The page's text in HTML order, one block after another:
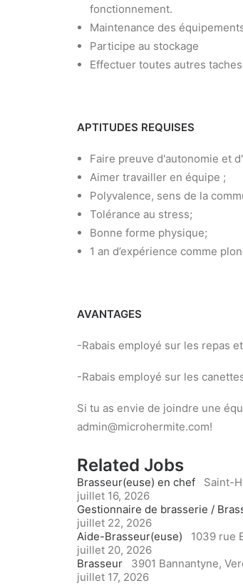
fonctionnement.
Maintenance des
Participe au stockage
Effectuer toutes autres
APTITUDES REQUISES
Faire preuve d'autonomie et
Aimer travailler en équipe ;
Polyvalence, sens de la
Tolérance au stress;
Bonne forme physique;
1 an d’expérience comme
AVANTAGES
-Rabais employé sur les repas
-Rabais employé sur les
Si tu as envie de joindre une
admin@microhermite.com!
Related Jobs
Brasseur(euse) en chef
Saint-
juillet 16, 2026
Gestionnaire de brasserie /
juillet 22, 2026
Aide-Brasseur(euse)
1039 rue
juillet 20, 2026
Brasseur
3901 Bannantyne,
juillet 17, 2026